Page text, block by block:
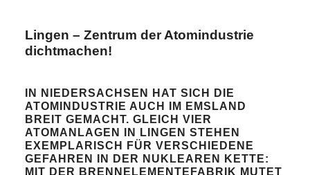
Lingen – Zentrum der Atomindustrie
dichtmachen!
IN NIEDERSACHSEN HAT SICH DIE
ATOMINDUSTRIE AUCH IM EMSLAND
BREIT GEMACHT. GLEICH VIER
ATOMANLAGEN IN LINGEN STEHEN
EXEMPLARISCH FÜR VERSCHIEDENE
GEFAHREN IN DER NUKLEAREN KETTE:
MIT DER BRENNELEMENTEFABRIK MUTET